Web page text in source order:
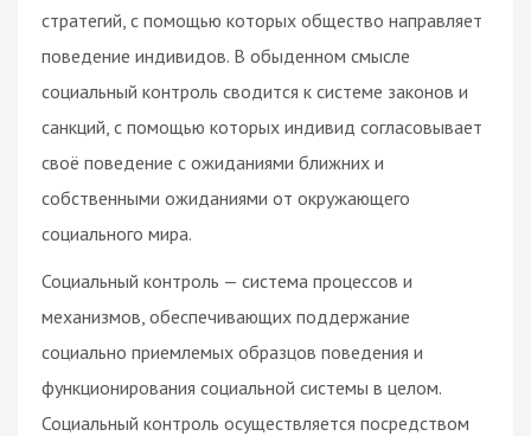
стратегий, с помощью которых общество направляет
поведение индивидов. В обыденном смысле
социальный контроль сводится к системе законов и
санкций, с помощью которых индивид согласовывает
своё поведение с ожиданиями ближних и
собственными ожиданиями от окружающего
социального мира.
Социальный контроль — система процессов и
механизмов, обеспечивающих поддержание
социально приемлемых образцов поведения и
функционирования социальной системы в целом.
Социальный контроль осуществляется посредством